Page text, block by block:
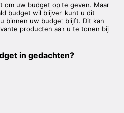
om uw budget op te geven. Maar
budget wil blijven kunt u dit
binnen uw budget blijft. Dit kan
producten aan u te tonen bij
in gedachten?